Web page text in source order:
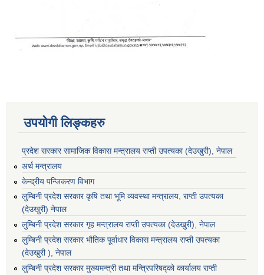
उपयोगी लिङ्कहरु
प्रदेश सरकार सामाजिक विकास मन्‍‍त्रालय राप्ती उपत्यका (देउखुरी), नेपाल
अर्थ मन्त्रालय
केन्द्रीय पन्जिकरण विभाग
लुम्बिनी प्रदेश सरकार कृषि तथा भूमि व्यवस्था मन्त्रालय, राप्ती उपत्यका
(देउखुरी) नेपाल
लुम्बिनी प्रदेश सरकार गृह मन्त्रालय राप्ती उपत्यका (देउखुरी), नेपाल
लुम्बिनी प्रदेश सरकार भौतिक पूर्वाधार विकास मन्त्रालय राप्ती उपत्यका
(देउखुरी ), नेपाल
लुम्बिनी प्रदेश सरकार मुख्यमन्त्री तथा मन्त्रिपरिषद्को कार्यालय राप्ती